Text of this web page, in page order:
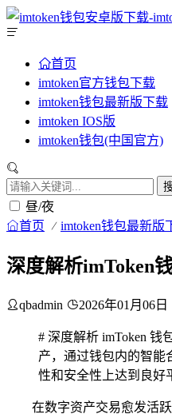
首页
imtoken官方钱包下载
imtoken钱包最新版下载
imtoken IOS版
imtoken钱包(中国官方)
昼/夜
首页 imtoken钱包最新版
深度解析imToken
qbadmin 2026年01月06日
# 深度解析 imToken
产，通过钱包内的智能
性和安全性上达到良好
在数字资产交易愈发活